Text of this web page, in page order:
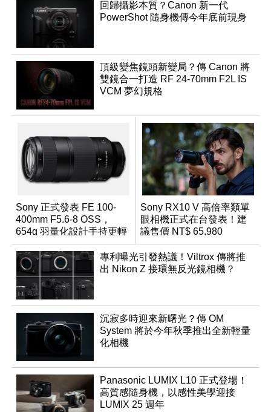
回歸攝影本質？Canon 新一代
PowerShot 隨身機傳今年底前現身
頂級變焦鏡頭新變局？傳 Canon 將
雙鏡合一打造 RF 24-70mm F2L IS
VCM 夢幻規格
Sony 正式發表 FE 100-
400mm F5.6-8 OSS，
654g 羽量化設計手持更輕
鬆
Sony RX10 V 高倍率類單
眼相機正式在台發表！建
議售價 NT$ 65,980
專利曝光引發熱議！Viltrox 傳將推
出 Nikon Z 接環無反光鏡相機？
沉寂多時迎來新曙光？傳 OM
System 將於今年秋季推出全新輕量
化相機
Panasonic LUMIX L10 正式登場！
高質感隨身機，以感性美學迎接
LUMIX 25 週年